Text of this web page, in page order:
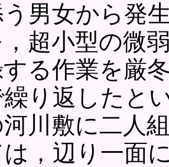
う男女から発
超小型の微
る作業を厳
繰り返したと
川敷に二人
は，辺り一面